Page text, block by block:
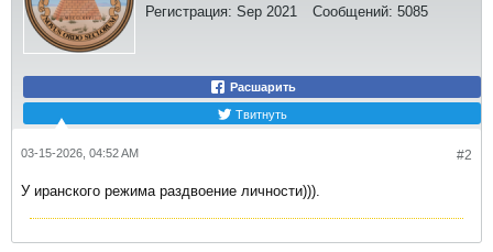
Регистрация: Sep 2021 Сообщений: 5085
Расшарить
Твитнуть
#2
03-15-2026, 04:52 AM
У иранского режима раздвоение личности))).